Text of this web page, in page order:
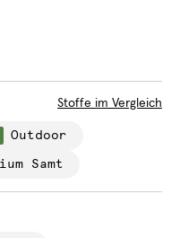
Stoffe im Vergleich
Outdoor
Samt